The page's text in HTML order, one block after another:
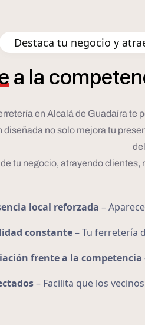
Destaca tu negocio y
a la
en Alcalá de Guadaíra
no solo mejora tu
tu negocio, atrayendo
local reforzada –
constante– Tu ferretería
frente a la competencia
– Facilita que los